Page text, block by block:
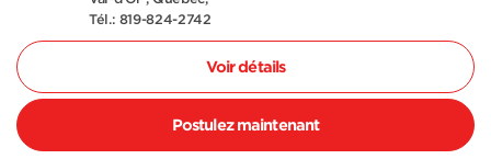
Tél.: 819-824-2742
Voir détails
Postulez maintenant